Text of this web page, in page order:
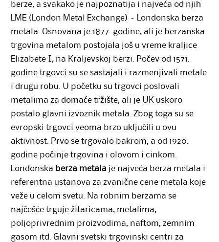
berze, a svakako je najpoznatija i najveća od njih
LME (London Metal Exchange) – Londonska berza
metala. Osnovana je 1877. godine, ali je berzanska
trgovina metalom postojala još u vreme kraljice
Elizabete I, na Kraljevskoj berzi. Počev od 1571.
godine trgovci su se sastajali i razmenjivali metale
i drugu robu. U početku su trgovci poslovali
metalima za domaće tržište, ali je UK uskoro
postalo glavni izvoznik metala. Zbog toga su se
evropski trgovci veoma brzo uključili u ovu
aktivnost. Prvo se trgovalo bakrom, a od 1920.
godine počinje trgovina i olovom i cinkom.
Londonska berza metala je najveća berza metala i
referentna ustanova za zvanične cene metala koje
veže u celom svetu. Na robnim berzama se
najčešće trguje žitaricama, metalima,
poljoprivrednim proizvodima, naftom, zemnim
gasom itd. Glavni svetski trgovinski centri za